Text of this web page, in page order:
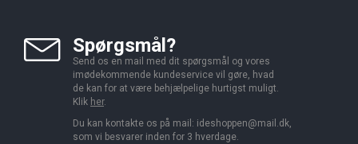
Spørgsmål?
Send os en mail med dit spørgsmål og vores
imødekommende kundeservice vil gøre, hvad
de kan for at være behjælpelige hurtigst muligt.
Klik her.
Du kan kontakte os på mail: ideshoppen@mail.dk,
som vi besvarer inden for 3 hverdage.